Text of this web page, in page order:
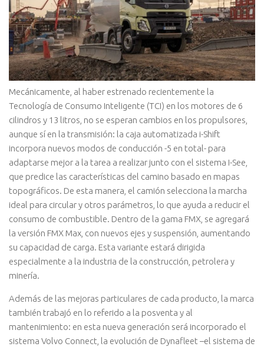
Mecánicamente, al haber estrenado recientemente la
Tecnología de Consumo Inteligente (TCI) en los motores de 6
cilindros y 13 litros, no se esperan cambios en los propulsores,
aunque sí en la transmisión: la caja automatizada i-Shift
incorpora nuevos modos de conducción -5 en total- para
adaptarse mejor a la tarea a realizar junto con el sistema I-See,
que predice las características del camino basado en mapas
topográficos. De esta manera, el camión selecciona la marcha
ideal para circular y otros parámetros, lo que ayuda a reducir el
consumo de combustible. Dentro de la gama FMX, se agregará
la versión FMX Max, con nuevos ejes y suspensión, aumentando
su capacidad de carga. Esta variante estará dirigida
especialmente a la industria de la construcción, petrolera y
minería.
Además de las mejoras particulares de cada producto, la marca
también trabajó en lo referido a la posventa y al
mantenimiento: en esta nueva generación será incorporado el
sistema Volvo Connect, la evolución de Dynafleet –el sistema de